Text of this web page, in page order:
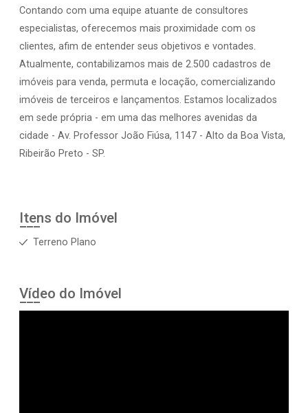
Contando com uma equipe atuante de consultores
especialistas, oferecemos mais proximidade com os
clientes, afim de entender seus objetivos e vontades.
Atualmente, contabilizamos mais de 2.500 cadastros de
imóveis para venda, permuta e locação, comercializando
imóveis de terceiros e lançamentos. Estamos localizados
em sede própria - em uma das melhores avenidas da
cidade - Av. Professor João Fiúsa, 1147 - Alto da Boa Vista,
Ribeirão Preto - SP.
Itens do Imóvel
Terreno Plano
Vídeo do Imóvel